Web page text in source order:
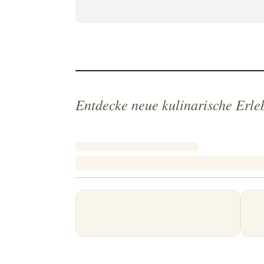
Entdecke neue kulinarische